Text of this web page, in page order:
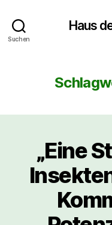
Suchen
Haus
„Eine